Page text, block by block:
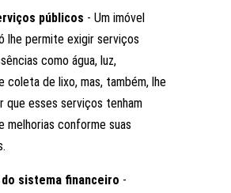
públicos - Um imóvel
lhe permite exigir serviços
como água, luz,
coleta de lixo, mas, também, lhe
que esses serviços tenham
melhorias conforme suas
sistema financeiro -